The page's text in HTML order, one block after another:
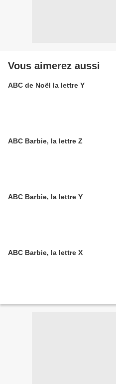
Vous aimerez aussi
ABC de Noël la lettre Y
ABC Barbie, la lettre Z
ABC Barbie, la lettre Y
ABC Barbie, la lettre X